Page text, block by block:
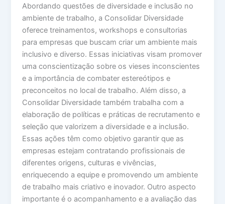
Abordando questões de diversidade e inclusão no
ambiente de trabalho, a Consolidar Diversidade
oferece treinamentos, workshops e consultorias
para empresas que buscam criar um ambiente mais
inclusivo e diverso. Essas iniciativas visam promover
uma conscientização sobre os vieses inconscientes
e a importância de combater estereótipos e
preconceitos no local de trabalho. Além disso, a
Consolidar Diversidade também trabalha com a
elaboração de políticas e práticas de recrutamento e
seleção que valorizem a diversidade e a inclusão.
Essas ações têm como objetivo garantir que as
empresas estejam contratando profissionais de
diferentes origens, culturas e vivências,
enriquecendo a equipe e promovendo um ambiente
de trabalho mais criativo e inovador. Outro aspecto
importante é o acompanhamento e a avaliação das